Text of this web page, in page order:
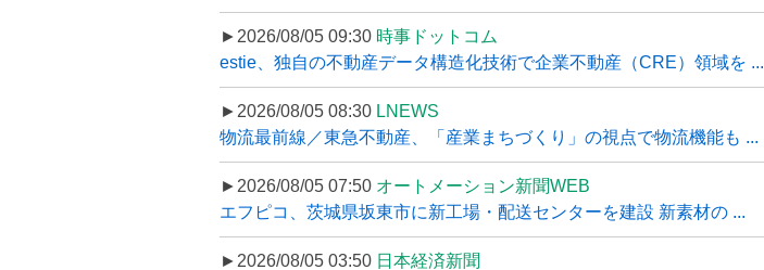
►2026/08/05 09:30 時事ドットコム
estie、独自の不動産データ構造化技術で企業不動産（CRE）領域を ...
►2026/08/05 08:30 LNEWS
物流最前線／東急不動産、「産業まちづくり」の視点で物流機能も ...
►2026/08/05 07:50 オートメーション新聞WEB
エフピコ、茨城県坂東市に新工場・配送センターを建設 新素材の ...
►2026/08/05 03:50 日本経済新聞